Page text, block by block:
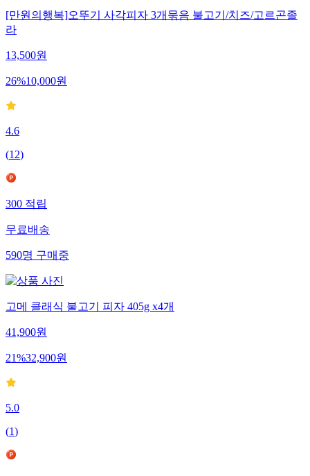
[만원의행복]오뚜기 사각피자 3개묶음 불고기/치즈/고르곤졸
라
13,500원
26%10,000원
4.6
(12)
300적립
무료배송
590명구매중
고메 클래식 불고기 피자 405g x4개
41,900원
21%32,900원
5.0
(1)